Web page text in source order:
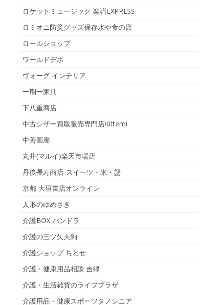
ロケットミュージック 楽譜EXPRESS
ロミオニ防災グッズ保存水や食の店
ロールショップ
ワールドデポ
ヴォーグ インテリア
一期一家具
下八重商店
中古シザー買取販売専門店Kittemi
中善画廊
丸井(マルイ)楽天市場店
丹後長寿商店-スイーツ・米・蟹-
京都 大垣書店オンライン
人形のゆめさき
介護BOX パンドラ
介護の三ツ矢天狗
介護ショップ ちとせ
介護・健康用品相談 吉縁
介護・生活雑貨のライフプラザ
介護用品・健康スポーツタノシニア